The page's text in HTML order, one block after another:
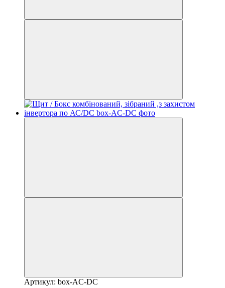
Артикул: box-AC-DC